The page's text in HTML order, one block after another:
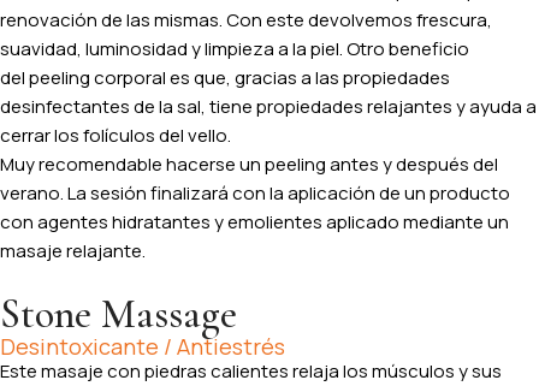
renovación de las mismas. Con este devolvemos frescura,
suavidad, luminosidad y limpieza a la piel. Otro beneficio
del peeling corporal es que, gracias a las propiedades
desinfectantes de la sal, tiene propiedades relajantes y ayuda a
cerrar los folículos del vello.
Muy recomendable hacerse un peeling antes y después del
verano. La sesión finalizará con la aplicación de un producto
con agentes hidratantes y emolientes aplicado mediante un
masaje relajante.
Stone Massage
Desintoxicante / Antiestrés
Este masaje con piedras calientes relaja los músculos y sus